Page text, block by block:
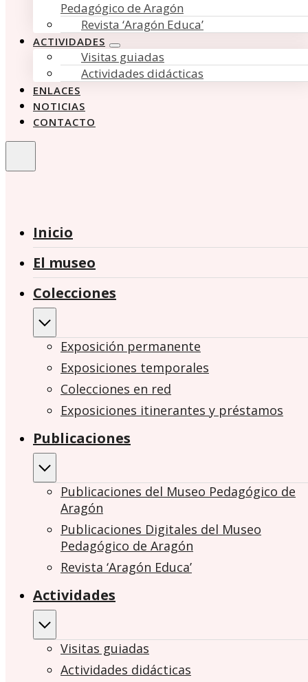
Pedagógico de Aragón
Revista ‘Aragón Educa’
ACTIVIDADES
Visitas guiadas
Actividades didácticas
ENLACES
NOTICIAS
CONTACTO
Inicio
El museo
Colecciones
Exposición permanente
Exposiciones temporales
Colecciones en red
Exposiciones itinerantes y préstamos
Publicaciones
Publicaciones del Museo Pedagógico de
Aragón
Publicaciones Digitales del Museo
Pedagógico de Aragón
Revista ‘Aragón Educa’
Actividades
Visitas guiadas
Actividades didácticas